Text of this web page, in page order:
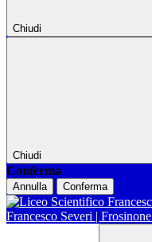
Chiudi
Chiudi
Conferma
Annulla Conferma
Francesco Severi | Frosinone